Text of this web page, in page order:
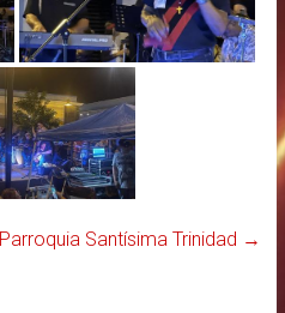
Parroquia Santísima Trinidad →